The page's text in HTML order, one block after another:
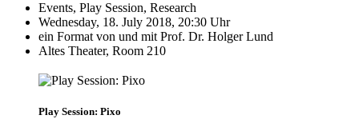
Events, Play Session, Research
Wednesday, 18. July 2018, 20:30 Uhr
ein Format von und mit Prof. Dr. Holger Lund
Altes Theater, Room 210
Play Session: Pixo